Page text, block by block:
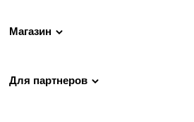
Магазин
Для партнеров